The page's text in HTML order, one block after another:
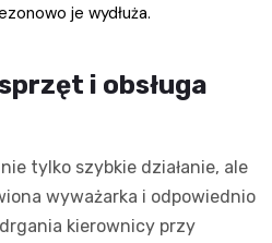
je wydłuża.
i obsługa
tylko szybkie działanie, ale
wyważarka i odpowiednio
kierownicy przy